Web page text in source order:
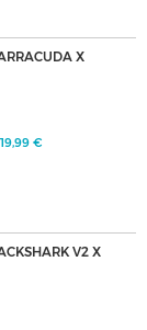
X
€
V2 X